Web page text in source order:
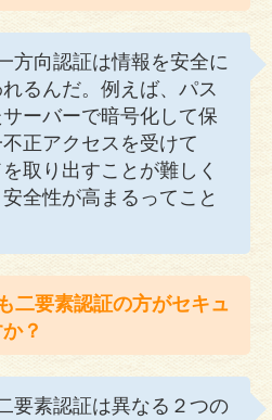
方向認証は情報を安全に
るんだ。例えば、パス
ーバーで暗号化して保
正アクセスを受けて
取り出すことが難しく
全性が高まるってこと
二要素認証の方がセキュ
？
要素認証は異なる２つの